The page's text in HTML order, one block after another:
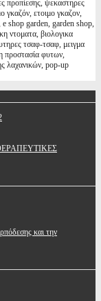
προπίεσης, ψεκαστηρες
γκαζόν, ετοιμο γκαζον,
shop garden, garden shop,
ντοματα, βιολογικα
τσαφ-τσαφ, μειγμα
προστασία φυτων,
λαχανικών, pop-up
και την